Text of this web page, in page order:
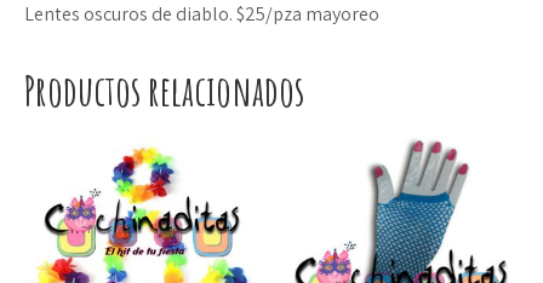
Lentes oscuros de diablo. $25/pza mayoreo
Productos relacionados